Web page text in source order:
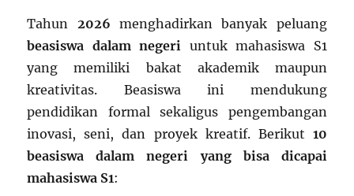
Tahun 2026 menghadirkan banyak peluang
beasiswa dalam negeri untuk mahasiswa S1
yang memiliki bakat akademik maupun
kreativitas. Beasiswa ini mendukung
pendidikan formal sekaligus pengembangan
inovasi, seni, dan proyek kreatif. Berikut 10
beasiswa dalam negeri yang bisa dicapai
mahasiswa S1: